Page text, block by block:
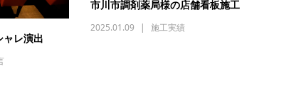
ャレ演出
市川市調剤薬局様の店舗看板施工
2025.01.09 施工実績